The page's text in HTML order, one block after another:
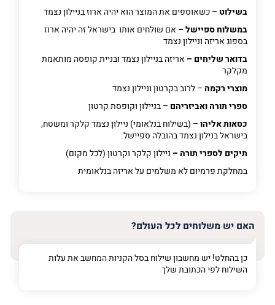
בשילוט – כשאוספים את המוצר הוא יהיה ארוז בניילון נצמד
במשלוח ספיישל – אם שולחים אותו בישראל זה יהיה ארוז
בספוג אריזה וניילון נצמד
בדואר שליחים – אריזה בניילון נצמד ובניית קופסה מותאמת
מקלקר
מוצרי רקמה – לרוב בקרטון וניילון נצמד
ספרי תורה ואביזריהם – בניילון וקופסת קרטון
כסאות אליהו– (בשילוח בנלאומי) ניילון נצמד קלקר ומשטח,
בישראל בנילון נצמד בהובלה ספיישל.
תיקים לספרי תורה – ניילון קלקר וקרטון (לכל מקום)
במחלקת פרמיוםלא משלמים על אריזה בנלאומית
האם יש משלוחים לכל העולם?
כן בהחלט! יש מחשבון שילוח בסל הקניות המחשב את עלות
השילוח לפי הכתובת שלך